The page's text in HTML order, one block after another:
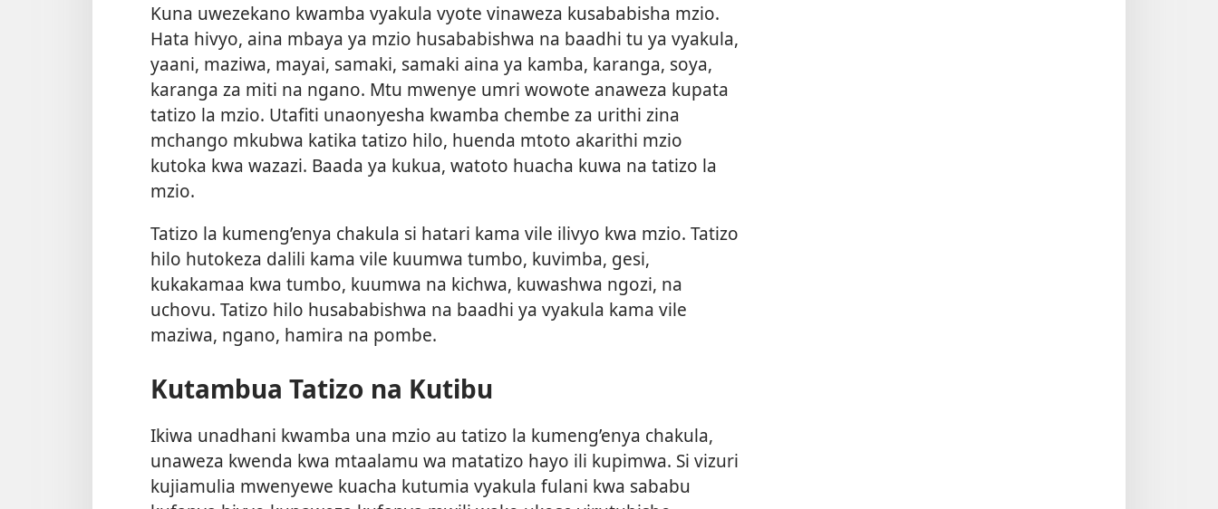
Kuna uwezekano kwamba vyakula vyote vinaweza kusababisha mzio.
Hata hivyo, aina mbaya ya mzio husababishwa na baadhi tu ya vyakula,
yaani, maziwa, mayai, samaki, samaki aina ya kamba, karanga, soya,
karanga za miti na ngano. Mtu mwenye umri wowote anaweza kupata
tatizo la mzio. Utafiti unaonyesha kwamba chembe za urithi zina
mchango mkubwa katika tatizo hilo, huenda mtoto akarithi mzio
kutoka kwa wazazi. Baada ya kukua, watoto huacha kuwa na tatizo la
mzio.
Tatizo la kumeng’enya chakula si hatari kama vile ilivyo kwa mzio. Tatizo
hilo hutokeza dalili kama vile kuumwa tumbo, kuvimba, gesi,
kukakamaa kwa tumbo, kuumwa na kichwa, kuwashwa ngozi, na
uchovu. Tatizo hilo husababishwa na baadhi ya vyakula kama vile
maziwa, ngano, hamira na pombe.
Kutambua Tatizo na Kutibu
Ikiwa unadhani kwamba una mzio au tatizo la kumeng’enya chakula,
unaweza kwenda kwa mtaalamu wa matatizo hayo ili kupimwa. Si vizuri
kujiamulia mwenyewe kuacha kutumia vyakula fulani kwa sababu